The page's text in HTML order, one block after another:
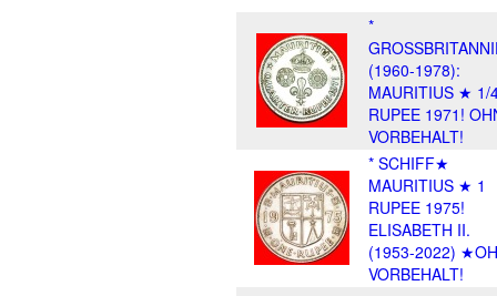
*
(1960-1978):
MAURITIUS ★ 1/
RUPEE 1971!
VORBEHALT!
* SCHIFF★
MAURITIUS ★ 1
RUPEE 1975!
ELISABETH II.
(1953-2022)
VORBEHALT!